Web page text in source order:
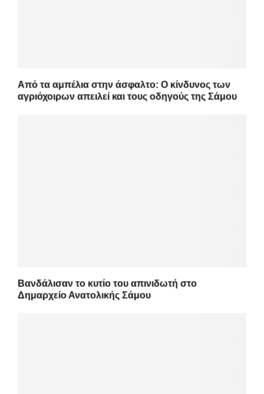
Από τα αμπέλια στην άσφαλτο: Ο κίνδυνος των
αγριόχοιρων απειλεί και τους οδηγούς της Σάμου
Βανδάλισαν το κυτίο του απινιδωτή στο
Δημαρχείο Ανατολικής Σάμου